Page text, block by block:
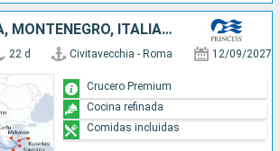
TURQUÍA, GRECIA, MONTENEGRO, ITALIA, ESPAÑA, FRANCIA
22 d Civitavecchia - Roma 12/09/2027
Crucero Premium
Cocina refinada
Comidas incluidas